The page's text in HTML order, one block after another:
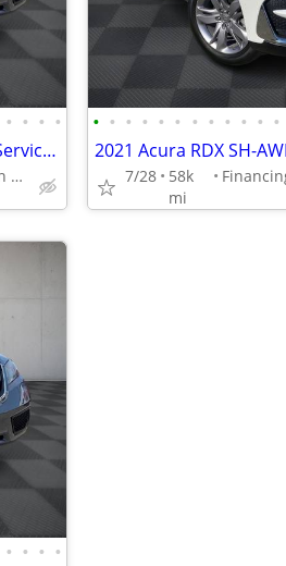
• • • •
2015 Acura RDX AWD-Low Miles - Fully Serviced and Ready
Banks-Credit Unions-Even In house Financing Available
• • • • • • • • • • • •
7/28
58k
mi
• • • •